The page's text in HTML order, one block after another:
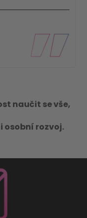
naučit se vše,
osobní rozvoj.